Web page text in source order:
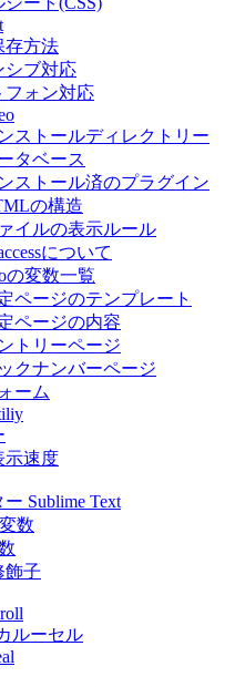
存方法
シブ対応
フォン対応
ストールディレクトリー
タベース
ストール済のプラグイン
の構造
イルの表示ルール
について
の変数一覧
ページのテンプレート
ページの内容
トリーページ
クナンバーページ
ーム
示速度
Sublime Text
数
飾子
ルーセル